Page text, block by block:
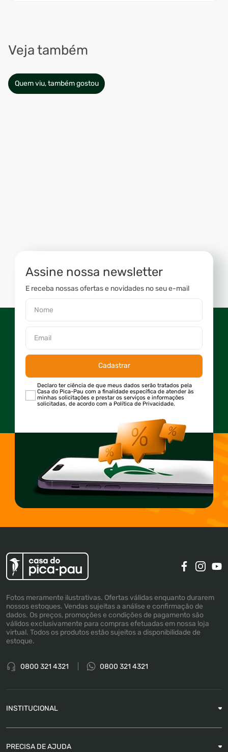
Veja também
Quem viu, também gostou
Assine nossa newsletter
E receba nossas ofertas e novidades no seu e-mail
Cadastrar
Declaro ter ciência de que meus dados serão tratados pela
Casa do Pica-Pau com a finalidade específica de atender às
minhas solicitações e prestar os serviços e informações
solicitadas, de acordo com a Política de Privacidade.
Fotos meramente ilustrativas. Ofertas válidas enquanto durarem
nossos estoques. Vendas sujeitas a análise e confirmação de
dados. Os preços, promoções e condições de pagamento são
válidos exclusivamente para compras efetuadas em nossa loja
virtual. Todos os produtos estão sujeitos a disponibilidade de
estoque.
0800 321 4321 0800 321 4321
INSTITUCIONAL
PRECISA DE AJUDA